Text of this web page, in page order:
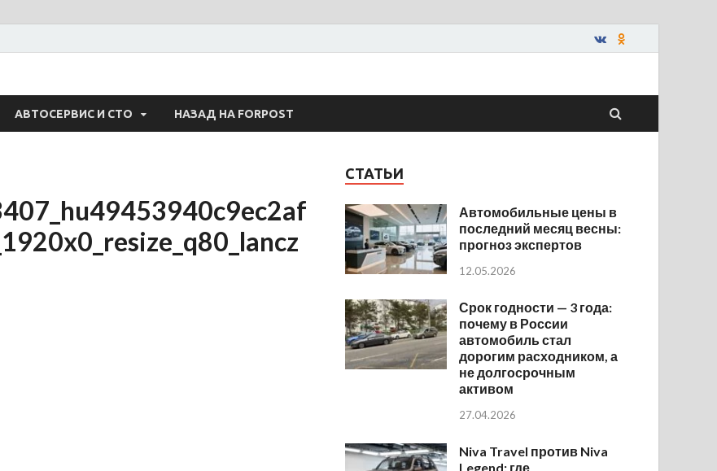
АВТОСЕРВИС И СТО НАЗАД НА FORPOST
СТАТЬИ
Автомобильные цены в
последний месяц весны:
прогноз экспертов
12.05.2026
Срок годности — 3 года:
почему в России
автомобиль стал
дорогим расходником, а
не долгосрочным
активом
27.04.2026
Niva Travel против Niva
Legend: где